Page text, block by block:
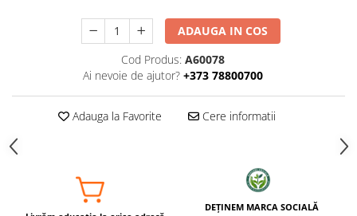
ADAUGA IN COS
Cod Produs: A60078
Ai nevoie de ajutor? +373 78800700
Adauga la Favorite Cere informatii
DEȚINEM MARCA SOCIALĂ